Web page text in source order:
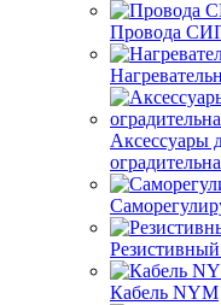
Провода
Аксессуары
Резистивный
Кабель NYM